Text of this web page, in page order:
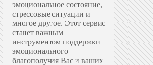
эмоциональное состояние,
стрессовые ситуации и
многое другое. Этот сервис
станет важным
инструментом поддержки
эмоционального
благополучия Вас и ваших